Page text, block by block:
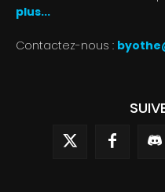
plus...
Contactez-nous :